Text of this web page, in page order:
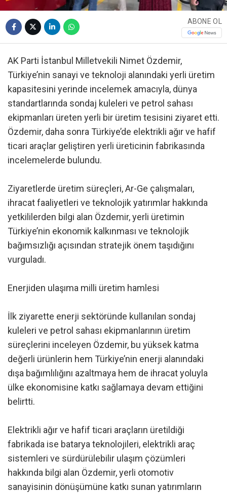
ABONE OL
AK Parti İstanbul Milletvekili Nimet Özdemir,
Türkiye’nin sanayi ve teknoloji alanındaki yerli üretim
kapasitesini yerinde incelemek amacıyla, dünya
standartlarında sondaj kuleleri ve petrol sahası
ekipmanları üreten yerli bir üretim tesisini ziyaret etti.
Özdemir, daha sonra Türkiye’de elektrikli ağır ve hafif
ticari araçlar geliştiren yerli üreticinin fabrikasında
incelemelerde bulundu.
Ziyaretlerde üretim süreçleri, Ar-Ge çalışmaları,
ihracat faaliyetleri ve teknolojik yatırımlar hakkında
yetkililerden bilgi alan Özdemir, yerli üretimin
Türkiye’nin ekonomik kalkınması ve teknolojik
bağımsızlığı açısından stratejik önem taşıdığını
vurguladı.
Enerjiden ulaşıma milli üretim hamlesi
İlk ziyarette enerji sektöründe kullanılan sondaj
kuleleri ve petrol sahası ekipmanlarının üretim
süreçlerini inceleyen Özdemir, bu yüksek katma
değerli ürünlerin hem Türkiye’nin enerji alanındaki
dışa bağımlılığını azaltmaya hem de ihracat yoluyla
ülke ekonomisine katkı sağlamaya devam ettiğini
belirtti.
Elektrikli ağır ve hafif ticari araçların üretildiği
fabrikada ise batarya teknolojileri, elektrikli araç
sistemleri ve sürdürülebilir ulaşım çözümleri
hakkında bilgi alan Özdemir, yerli otomotiv
sanayisinin dönüşümüne katkı sunan yatırımların